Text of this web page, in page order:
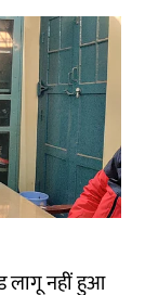
लागू नहीं हुआ